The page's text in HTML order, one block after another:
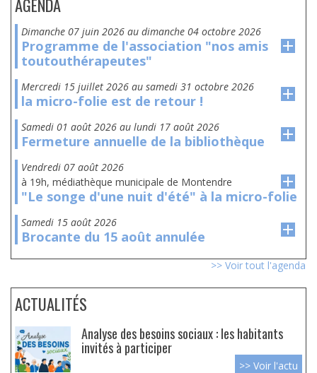
dimanche 07 juin 2026 au dimanche 04 octobre 2026
Programme de l'association "nos amis
toutouthérapeutes"
mercredi 15 juillet 2026 au samedi 31 octobre 2026
la micro-folie est de retour !
samedi 01 août 2026 au lundi 17 août 2026
Fermeture annuelle de la bibliothèque
vendredi 07 août 2026
à 19h, médiathèque municipale de Montendre
"Le songe d'une nuit d'été" à la micro-folie
samedi 15 août 2026
Brocante du 15 août annulée
>> Voir tout l'agenda
ACTUALITÉS
Analyse des besoins sociaux : les habitants
invités à participer
>> Voir l'actu